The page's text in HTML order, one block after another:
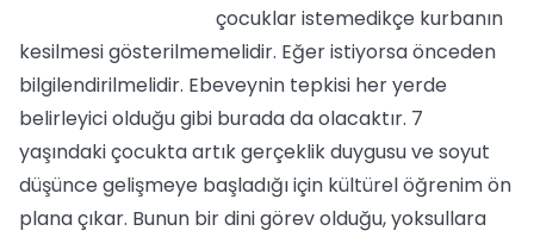
çocuklar istemedikçe kurbanın
kesilmesi gösterilmemelidir. Eğer istiyorsa önceden
bilgilendirilmelidir. Ebeveynin tepkisi her yerde
belirleyici olduğu gibi burada da olacaktır. 7
yaşındaki çocukta artık gerçeklik duygusu ve soyut
düşünce gelişmeye başladığı için kültürel öğrenim ön
plana çıkar. Bunun bir dini görev olduğu, yoksullara